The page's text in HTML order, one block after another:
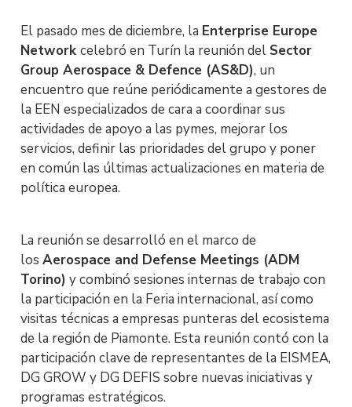
El pasado mes de diciembre, la Enterprise Europe
Network celebró en Turín la reunión del Sector
Group Aerospace & Defence (AS&D), un
encuentro que reúne periódicamente a gestores de
la EEN especializados de cara a coordinar sus
actividades de apoyo a las pymes, mejorar los
servicios, definir las prioridades del grupo y poner
en común las últimas actualizaciones en materia de
política europea.
La reunión se desarrolló en el marco de
los Aerospace and Defense Meetings (ADM
Torino) y combinó sesiones internas de trabajo con
la participación en la Feria internacional, así como
visitas técnicas a empresas punteras del ecosistema
de la región de Piamonte. Esta reunión contó con la
participación clave de representantes de la EISMEA,
DG GROW y DG DEFIS sobre nuevas iniciativas y
programas estratégicos.